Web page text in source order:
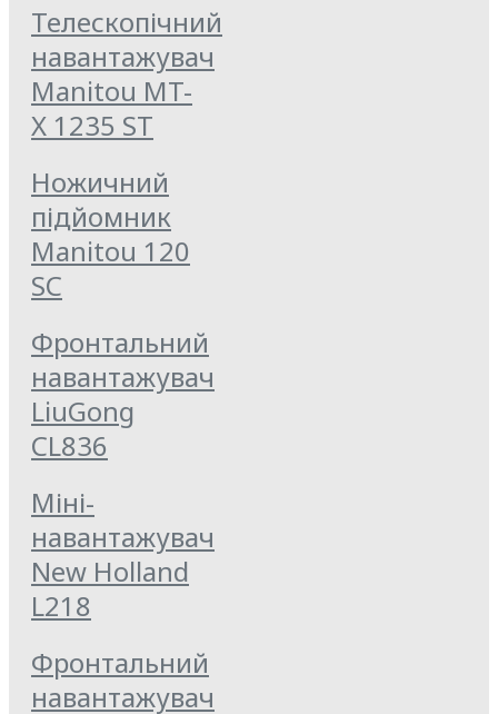
Телескопічний
навантажувач
Manitou MT-
X 1235 ST
Ножичний
підйомник
Manitou 120
SC
Фронтальний
навантажувач
LiuGong
CL836
Міні-
навантажувач
New Holland
L218
Фронтальний
навантажувач